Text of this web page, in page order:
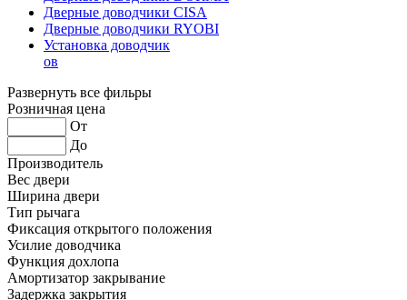
Дверные доводчики CISA
Дверные доводчики RYOBI
Установка доводчик
ов
Развернуть все фильры
Розничная цена
От
До
Производитель
Вес двери
Ширина двери
Тип рычага
Фиксация открытого положения
Усилие доводчика
Функция дохлопа
Амортизатор закрывание
Задержка закрытия